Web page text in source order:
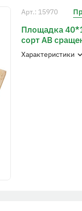
Арт.: 15970
Площадка
сорт АВ
Характеристики